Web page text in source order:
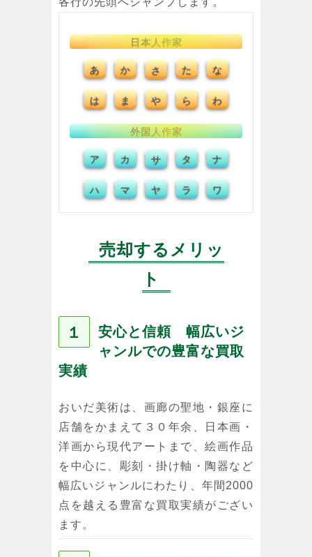
日本人作家
あ か さ た な
は ま や ら わ
外国人作家
ア カ サ タ ナ
ハ マ ヤ ラ ワ
売却するメリッ
ト
１
安心と信頼 幅広いジ
ャンルでの豊富な買取
実績
おいだ美術は、画廊の聖地・銀座に
店舗をかまえて３０年余、日本画・
洋画から現代アートまで、絵画作品
を中心に、彫刻・掛け軸・陶器など
幅広いジャンルにわたり、年間2000
点を越える豊富な買取実績がござい
ます。